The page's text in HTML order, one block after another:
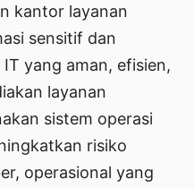
kantor layanan
sensitif dan
yang aman, efisien,
layanan
sistem operasi
risiko
operasional yang